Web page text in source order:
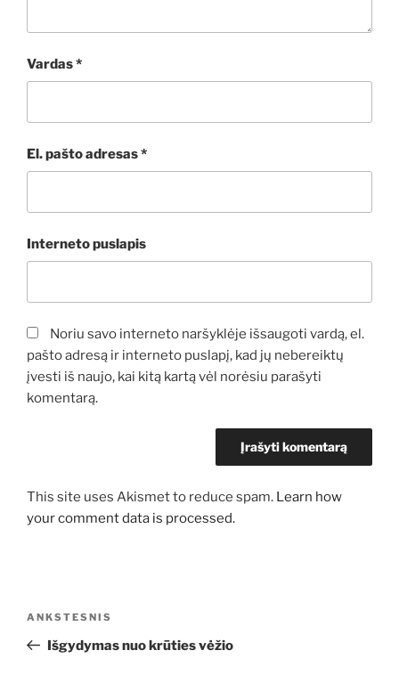
Vardas*
El. pašto adresas*
Interneto puslapis
Noriu savo interneto naršyklėje išsaugoti vardą, el.
pašto adresą ir interneto puslapį, kad jų nebereiktų
įvesti iš naujo, kai kitą kartą vėl norėsiu parašyti
komentarą.
This site uses Akismet to reduce spam. Learn how
your comment data is processed.
įrašų
Ankstesnis
įrašas
ANKSTESNIS
Išgydymas nuo krūties vėžio